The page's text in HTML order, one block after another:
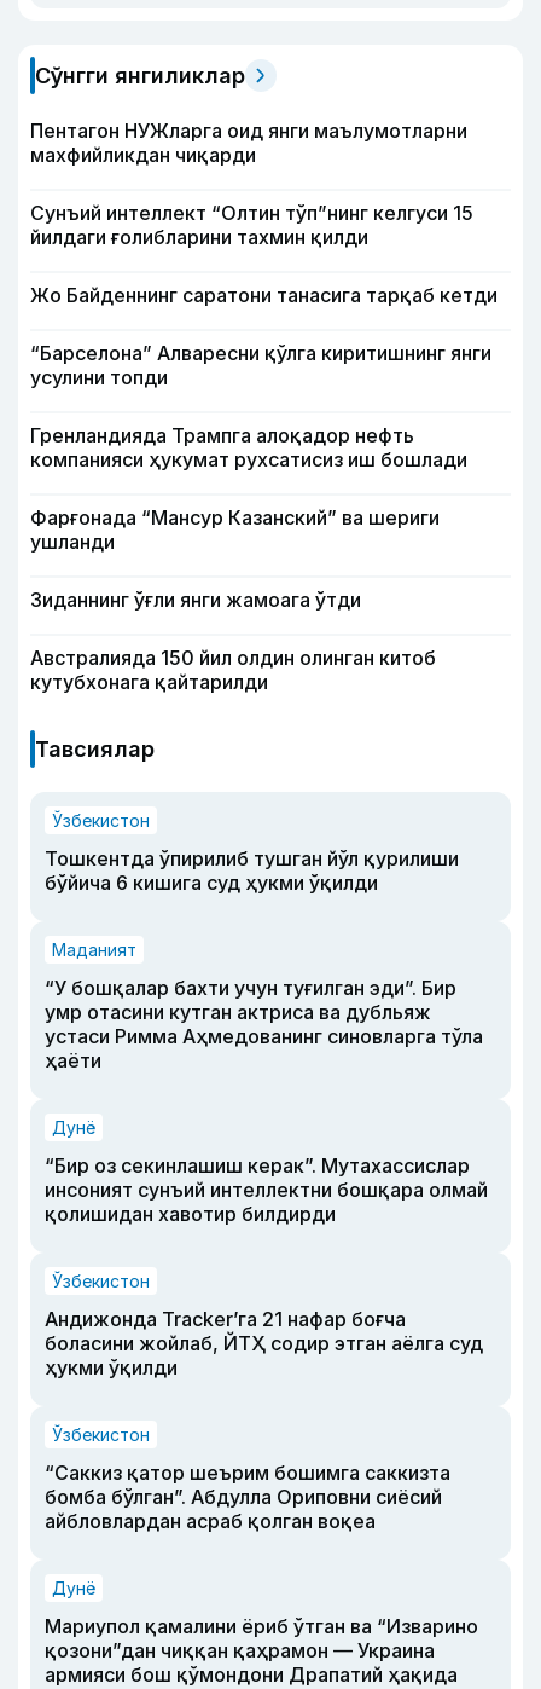
Сўнгги янгиликлар
Пентагон НУЖларга оид янги маълумотларни
махфийликдан чиқарди
Сунъий интеллект “Олтин тўп”нинг келгуси 15
йилдаги ғолибларини тахмин қилди
Жо Байденнинг саратони танасига тарқаб кетди
“Барселона” Алваресни қўлга киритишнинг янги
усулини топди
Гренландияда Трампга алоқадор нефть
компанияси ҳукумат рухсатисиз иш бошлади
Фарғонада “Мансур Казанский” ва шериги
ушланди
Зиданнинг ўғли янги жамоага ўтди
Австралияда 150 йил олдин олинган китоб
кутубхонага қайтарилди
Тавсиялар
Ўзбекистон
Тошкентда ўпирилиб тушган йўл қурилиши
бўйича 6 кишига суд ҳукми ўқилди
Маданият
“У бошқалар бахти учун туғилган эди”. Бир
умр отасини кутган актриса ва дубльяж
устаси Римма Аҳмедованинг синовларга тўла
ҳаёти
Дунё
“Бир оз секинлашиш керак”. Мутахассислар
инсоният сунъий интеллектни бошқара олмай
қолишидан хавотир билдирди
Ўзбекистон
Андижонда Tracker’га 21 нафар боғча
боласини жойлаб, ЙТҲ содир этган аёлга суд
ҳукми ўқилди
Ўзбекистон
“Саккиз қатор шеърим бошимга саккизта
бомба бўлган”. Абдулла Ориповни сиёсий
айбловлардан асраб қолган воқеа
Дунё
Мариупол қамалини ёриб ўтган ва “Изварино
қозони”дан чиққан қаҳрамон — Украина
армияси бош қўмондони Драпатий ҳақида